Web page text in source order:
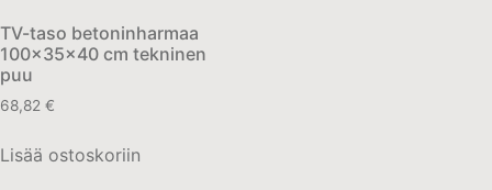
TV-taso betoninharmaa
100x35x40 cm tekninen
puu
68,82 €
Lisää ostoskoriin